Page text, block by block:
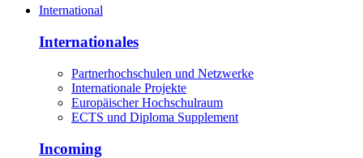
International
Internationales
Partnerhochschulen und Netzwerke
Internationale Projekte
Europäischer Hochschulraum
ECTS und Diploma Supplement
Incoming